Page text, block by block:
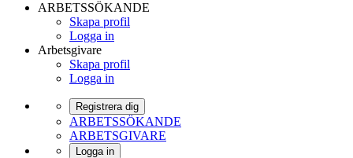
ARBETSSÖKANDE
Skapa profil
Logga in
Arbetsgivare
Skapa profil
Logga in
Registrera dig
ARBETSSÖKANDE
ARBETSGIVARE
Logga in